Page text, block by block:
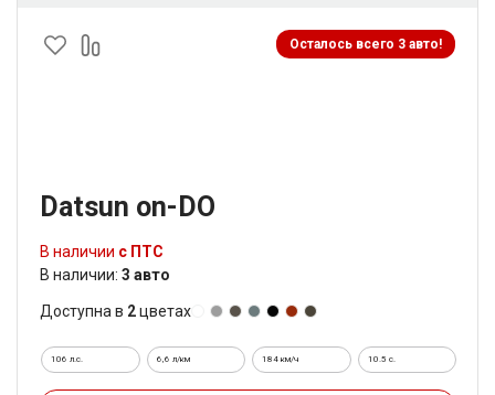
Осталось всего 3 авто!
Datsun on-DO
В наличии с ПТС
В наличии: 3 авто
Доступна в 2цветах
106 л.с. 6,6 л/км 184 км/ч 10.5 c.